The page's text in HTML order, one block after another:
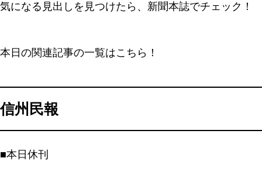
気になる見出しを見つけたら、新聞本誌でチェック！
本日の関連記事の一覧はこちら！
信州民報
■本日休刊